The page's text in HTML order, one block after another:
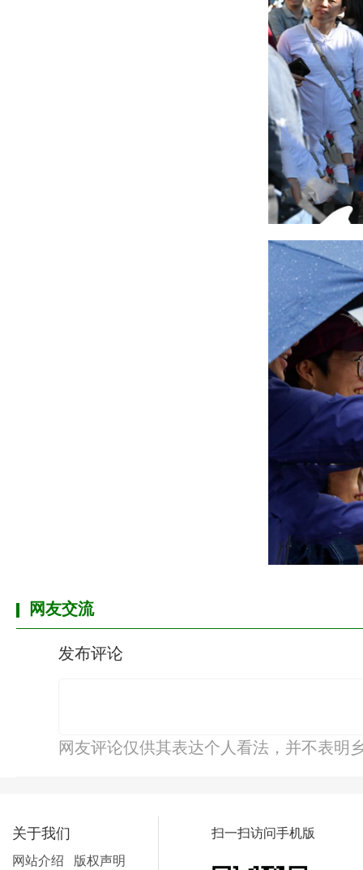
网友交流
发布评论
网友评论仅供其表达个人看法，并不表明
关于我们
网站介绍
版权声明
扫一扫访问手机版